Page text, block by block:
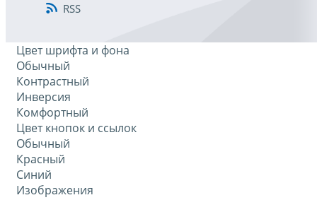
RSS
Цвет шрифта и фона
Обычный
Контрастный
Инверсия
Комфортный
Цвет кнопок и ссылок
Обычный
Красный
Синий
Изображения